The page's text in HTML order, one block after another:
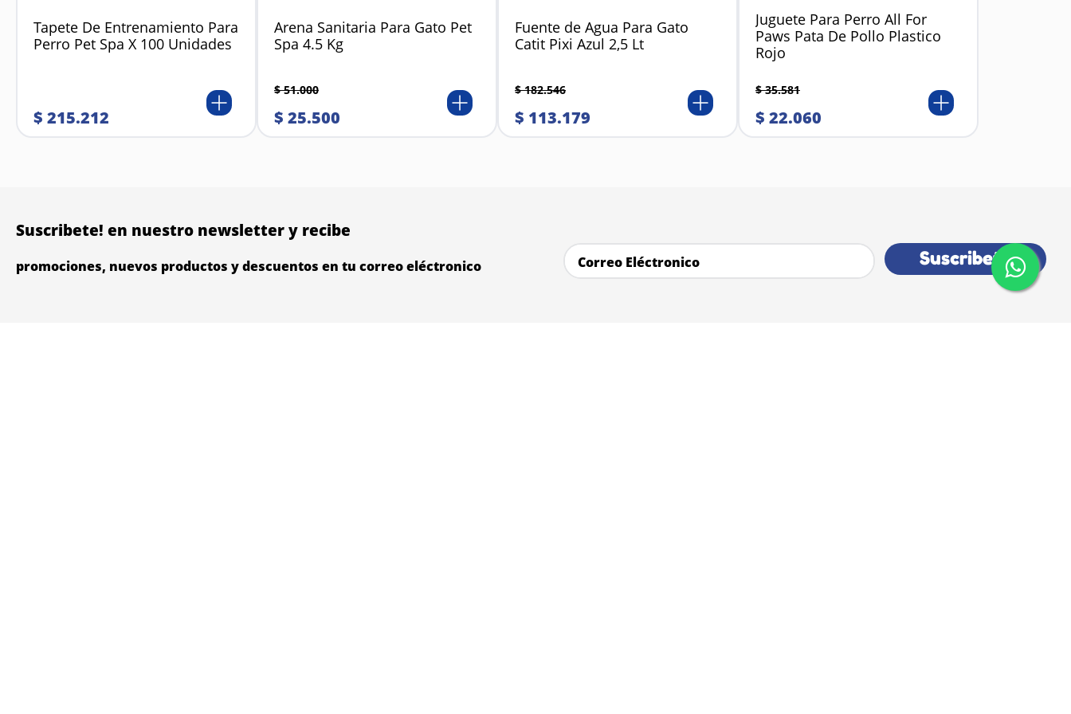
Tapete De Entrenamiento Para
Perro Pet Spa X 100 Unidades
$ 215.212
Arena Sanitaria Para Gato Pet
Spa 4.5 Kg
$ 51.000
$ 25.500
Fuente de Agua Para Gato
Catit Pixi Azul 2,5 Lt
$ 182.546
$ 113.179
Juguete Para Perro All For
Paws Pata De Pollo Plastico
Rojo
$ 35.581
$ 22.060
Suscribete! en nuestro newsletter y recibe
promociones, nuevos productos y descuentos en tu correo eléctronico Suscribete